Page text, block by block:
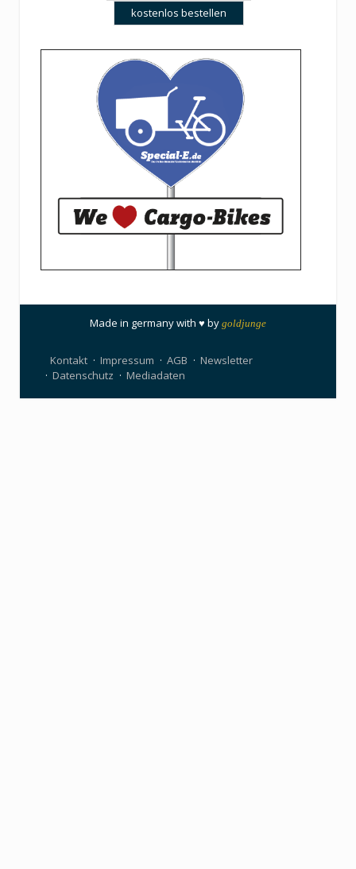
Made in germany with ♥ by goldjunge
Kontakt Impressum AGB
Newsletter
Datenschutz
Mediadaten